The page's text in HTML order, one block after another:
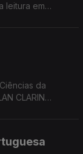
leitura em
da
CLARIN